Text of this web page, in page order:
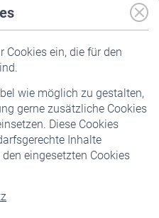
Cookies ein, die für den
wie möglich zu gestalten,
gerne zusätzliche Cookies
Diese Cookies
Inhalte
eingesetzten Cookies